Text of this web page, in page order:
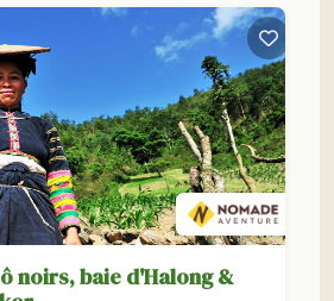
noirs, baie d'Halong &